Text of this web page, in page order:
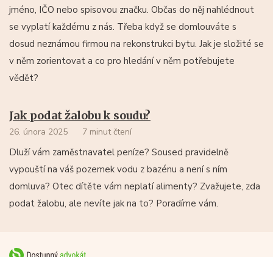
jméno, IČO nebo spisovou značku. Občas do něj nahlédnout
se vyplatí každému z nás. Třeba když se domlouváte s
dosud neznámou firmou na rekonstrukci bytu. Jak je složité se
v něm zorientovat a co pro hledání v něm potřebujete
vědět?
Jak podat žalobu k soudu?
26. února 2025 7 minut čtení
Dluží vám zaměstnavatel peníze? Soused pravidelně
vypouští na váš pozemek vodu z bazénu a není s ním
domluva? Otec dítěte vám neplatí alimenty? Zvažujete, zda
podat žalobu, ale nevíte jak na to? Poradíme vám.